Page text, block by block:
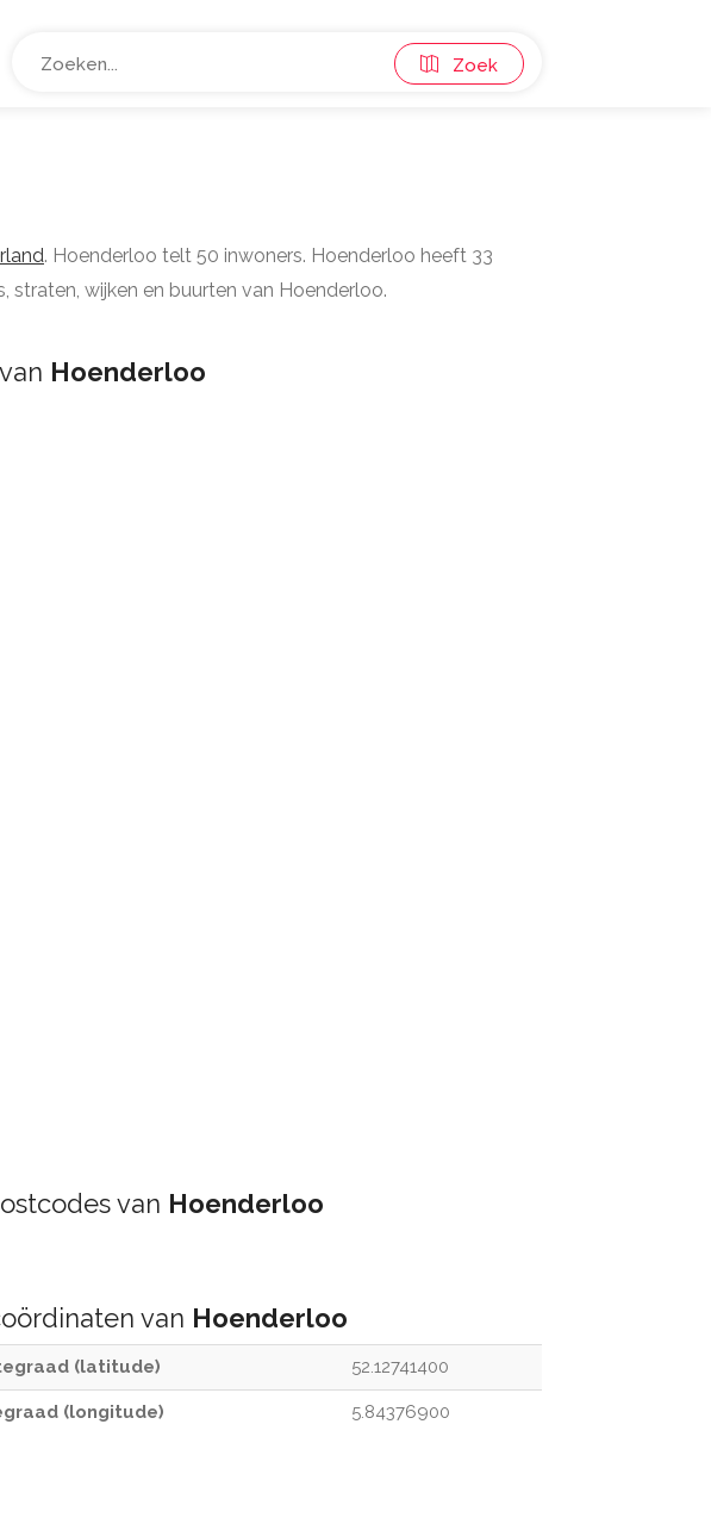
Zoek
. Hoenderloo telt 50 inwoners. Hoenderloo heeft 33
straten, wijken en buurten van Hoenderloo.
Hoenderloo
van Hoenderloo
van Hoenderloo
(latitude) 52.12741400
(longitude) 5.84376900